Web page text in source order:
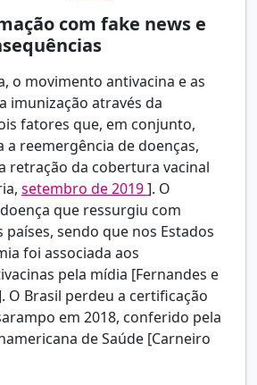
com fake news e
o movimento antivacina e as
imunização através da
fatores que, em conjunto,
reemergência de doenças,
retração da cobertura vacinal
setembro de 2019]. O
que ressurgiu com
sendo que nos Estados
foi associada aos
pela mídia [Fernandes e
O Brasil perdeu a certificação
em 2018, conferido pela
de Saúde [Carneiro